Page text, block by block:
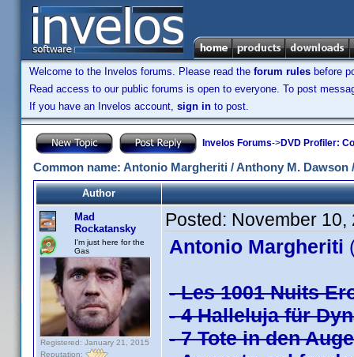
Welcome to the Invelos forums. Please read the forum rules before
Read access to our public forums is open to everyone. To post
If you have an Invelos account, sign in to post.
Invelos Forums->DVD Profiler:
Common name: Antonio Margheriti / Anthony M.
Author
Mad
Rockatansky
I'm just here for the
Gas
Registered: January 21, 2015
Reputation:
Posted: November 10,
Antonio Margheriti
- Les 1001 Nuits
- 4 Halleluja für
- 7 Tote in den